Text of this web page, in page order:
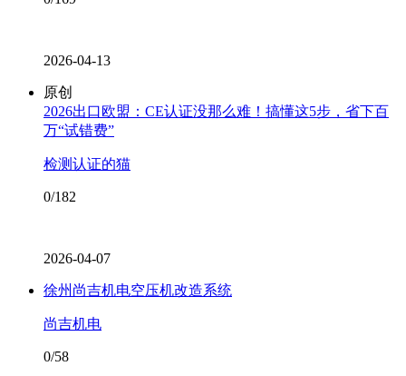
2026-04-13
原创
2026出口欧盟：CE认证没那么难！搞懂这5步，省下百
万“试错费”
检测认证的猫
0/182
2026-04-07
徐州尚吉机电空压机改造系统
尚吉机电
0/58